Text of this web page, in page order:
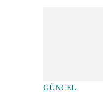
GÜNCEL